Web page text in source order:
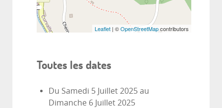
Leaflet | ©OpenStreetMapcontributors
Toutes les dates
Du Samedi 5 Juillet 2025 au
Dimanche 6 Juillet 2025